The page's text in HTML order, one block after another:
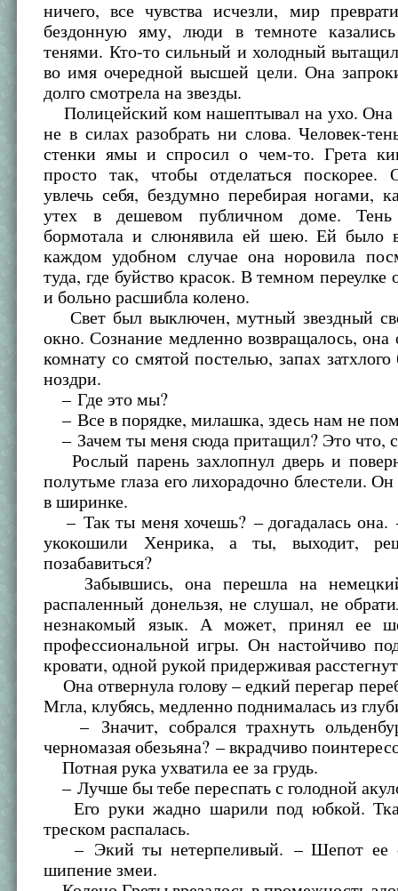
ничего, все чувства исчезли, мир
бездонную яму, люди в темноте
тенями. Кто-то сильный и холодный
во имя очередной высшей цели. Она
долго смотрела на звезды.
Полицейский ком нашептывал на ухо. Она
не в силах разобрать ни слова. Человек-
стенки ямы и спросил о чем-то. Грета
просто так, чтобы отделаться поскорее.
увлечь себя, бездумно перебирая ногами,
утех в дешевом публичном доме. Тень
бормотала и слюнявила ей шею. Ей было
каждом удобном случае она норовила
туда, где буйство красок. В темном переулке
и больно расшибла колено.
Свет был выключен, мутный звездный
окно. Сознание медленно возвращалось, она
комнату со смятой постелью, запах затхлого
ноздри.
– Где это мы?
– Все в порядке, милашка, здесь нам не
– Зачем ты меня сюда притащил? Это что,
Рослый парень захлопнул дверь и
полутьме глаза его лихорадочно блестели.
в ширинке.
– Так ты меня хочешь? – догадалась она.
укокошили Хенрика, а ты, выходит,
позабавиться?
Забывшись, она перешла на
распаленный донельзя, не слушал, не
незнакомый язык. А может, принял ее
профессиональной игры. Он настойчиво
кровати, одной рукой придерживая
Она отвернула голову – едкий перегар
Мгла, клубясь, медленно поднималась из
– Значит, собрался трахнуть
черномазая обезьяна? – вкрадчиво
Потная рука ухватила ее за грудь.
– Лучше бы тебе переспать с голодной
Его руки жадно шарили под юбкой.
треском распалась.
– Экий ты нетерпеливый. – Шепот ее
шипение змеи.